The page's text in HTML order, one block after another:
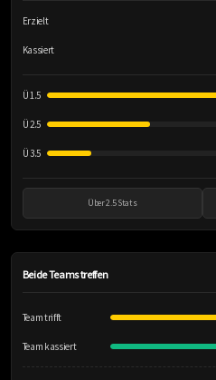
Erzielt
Kassiert
Ü 1.5
Ü 2.5
Ü 3.5
Über 2.5 Stats
Beide Teams treffen
Team trifft
Team kassiert